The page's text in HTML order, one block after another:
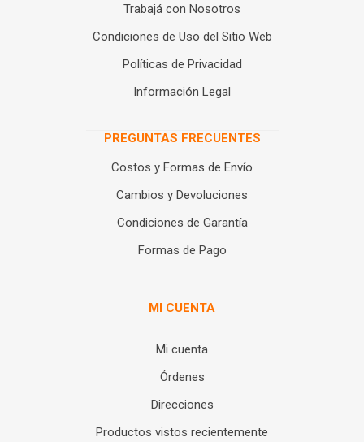
Trabajá con Nosotros
Condiciones de Uso del Sitio Web
Políticas de Privacidad
Información Legal
PREGUNTAS FRECUENTES
Costos y Formas de Envío
Cambios y Devoluciones
Condiciones de Garantía
Formas de Pago
MI CUENTA
Mi cuenta
Órdenes
Direcciones
Productos vistos recientemente